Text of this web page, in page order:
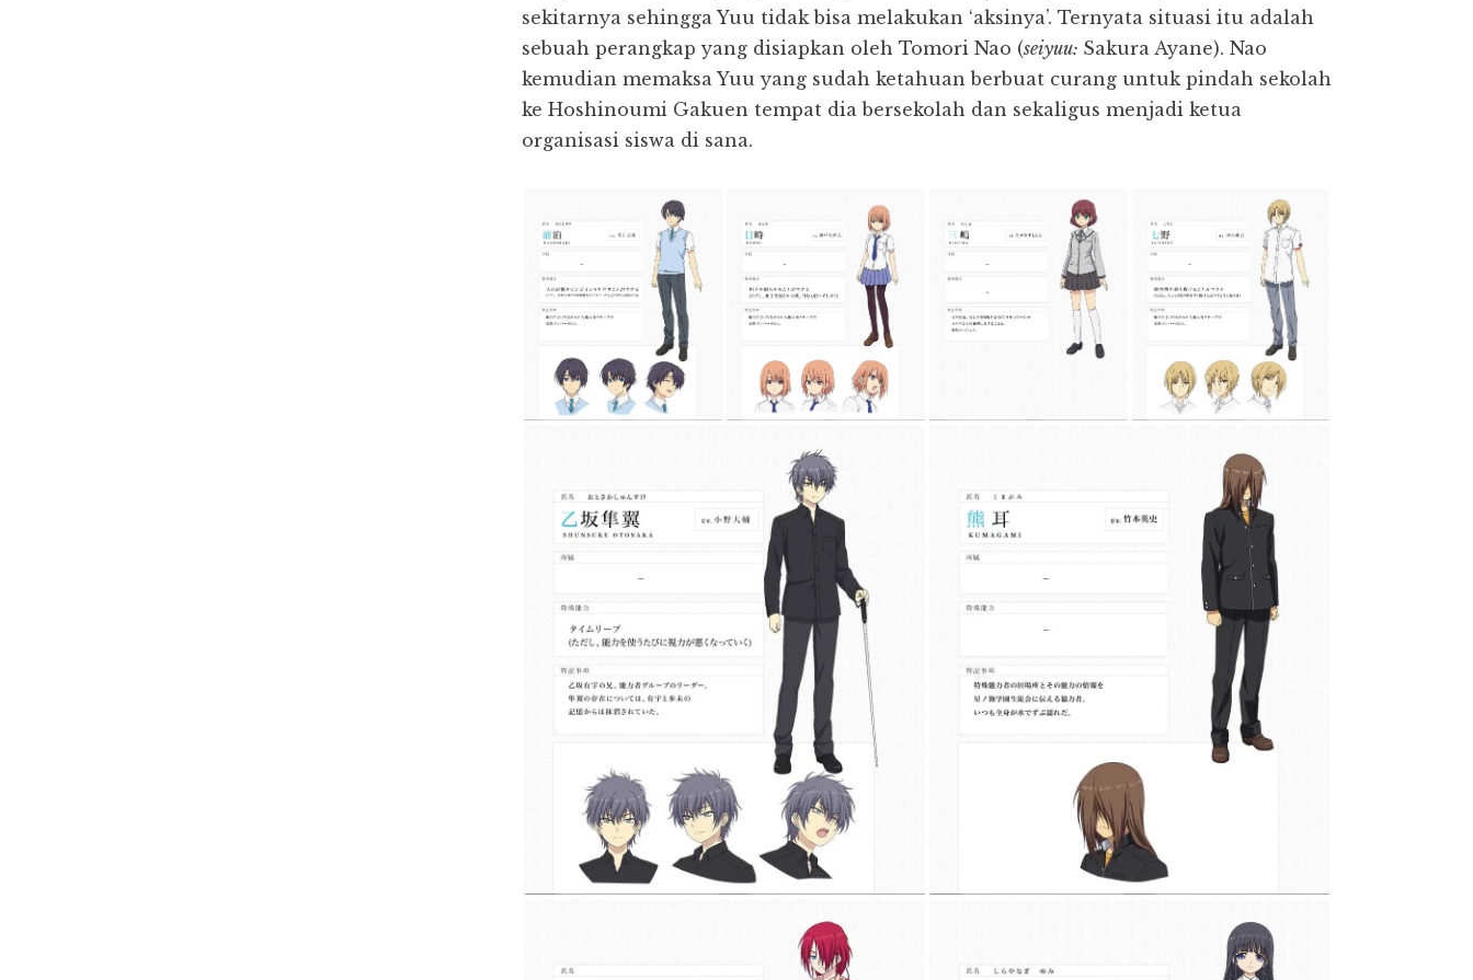
sekitarnya sehingga Yuu tidak bisa melakukan ‘aksinya’. Ternyata situasi itu adalah
sebuah perangkap yang disiapkan oleh Tomori Nao (seiyuu: Sakura Ayane). Nao
kemudian memaksa Yuu yang sudah ketahuan berbuat curang untuk pindah sekolah
ke Hoshinoumi Gakuen tempat dia bersekolah dan sekaligus menjadi ketua
organisasi siswa di sana.